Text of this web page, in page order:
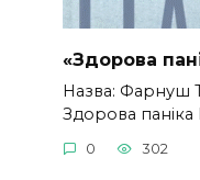
«Здорова
Назва: Фарнуш
Здорова паніка
0 302